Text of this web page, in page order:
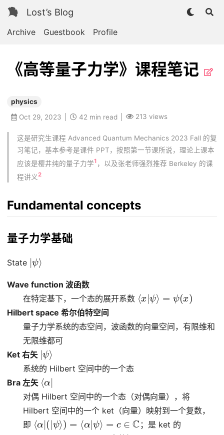
Lost’s Blog
Archive Guestbook Profile
《高等量子力学》课程笔记
physics
Oct 29, 2023
42 min read 213 views
这是研究生课程 Advanced Quantum Mechanics 2023 Fall 的复
习笔记，基本参考是课件 PPT，按照第一节课所说，理论上课本
应该是樱井纯的量子力学1 ，以及张老师强烈推荐 Berkeley 的课
程讲义2
Fundamental concepts
量子力学基础
State |ψ⟩
Wave function 波函数
在特定基下，一个态的展开系数 ⟨ | ψ⟩ ( x
Hilbert space 希尔伯特空间
量子力学系统的态空间，波函数的向量空间，有限维和
无限维都可
Ket 右矢 |ψ⟩
系统的 Hilbert 空间中的一个态
Bra 左矢 ⟨ |
对偶 Hilbert 空间中的一个态（对偶向量），将
Hilbert 空间中的一个 ket（向量）映射到一个复数，
即 ⟨ |(| ψ ⟩) α ψ ⟩=
；是 ket 的